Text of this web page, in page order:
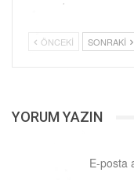
ÖNCEKI SONRAKI
YORUM YAZIN
E-posta